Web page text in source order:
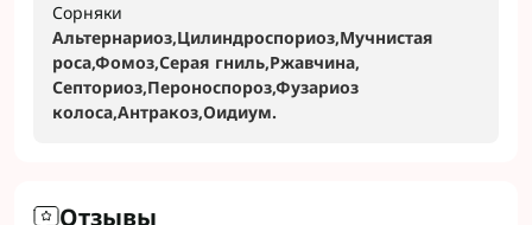
Сорняки
Альтернариоз,Цилиндроспориоз,Мучнистая
роса,Фомоз,Серая гниль,Ржавчина,
Септориоз,Пероноспороз,Фузариоз
колоса,Антракоз,Оидиум.
Отзывы